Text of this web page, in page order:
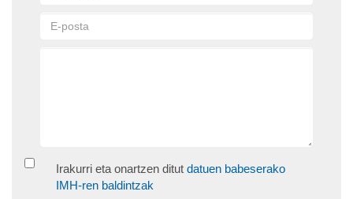
Irakurri eta onartzen ditut datuen babeserako
IMH-ren baldintzak